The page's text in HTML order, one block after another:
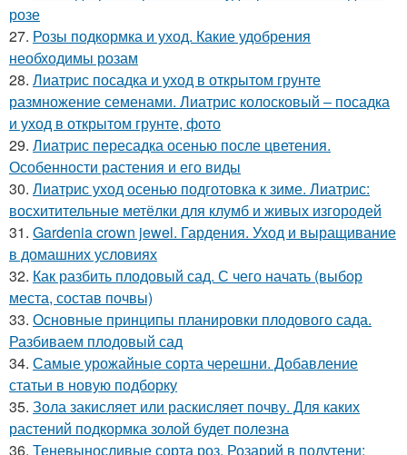
розе
27. Розы подкормка и уход. Какие удобрения
необходимы розам
28. Лиатрис посадка и уход в открытом грунте
размножение семенами. Лиатрис колосковый – посадка
и уход в открытом грунте, фото
29. Лиатрис пересадка осенью после цветения.
Особенности растения и его виды
30. Лиатрис уход осенью подготовка к зиме. Лиатрис:
восхитительные метёлки для клумб и живых изгородей
31. Gardenia crown jewel. Гардения. Уход и выращивание
в домашних условиях
32. Как разбить плодовый сад. С чего начать (выбор
места, состав почвы)
33. Основные принципы планировки плодового сада.
Разбиваем плодовый сад
34. Самые урожайные сорта черешни. Добавление
статьи в новую подборку
35. Зола закисляет или раскисляет почву. Для каких
растений подкормка золой будет полезна
36. Теневыносливые сорта роз. Розарий в полутени: